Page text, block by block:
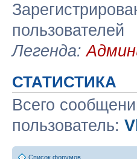
пользователей
Легенда:
СТАТИСТИКА
Всего
пользователь:
Список форумов